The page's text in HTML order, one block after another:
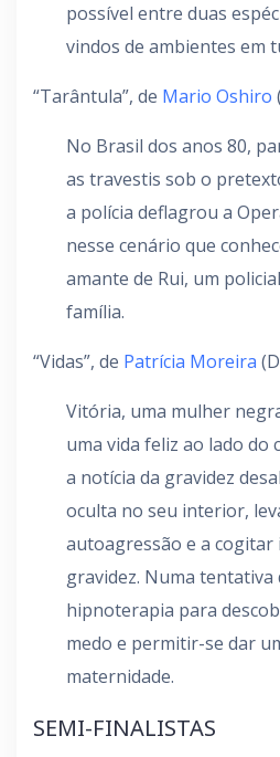
possível entre duas
vindos de ambientes em
“Tarântula”, de Mario Oshiro
No Brasil dos anos 80,
as travestis sob o
a polícia deflagrou a
nesse cenário que
amante de Rui, um
família.
“Vidas”, de Patrícia Moreira
Vitória, uma mulher
uma vida feliz ao lado do
a notícia da gravidez
oculta no seu interior,
autoagressão e a
gravidez. Numa tentativa
hipnoterapia para
medo e permitir-se dar
maternidade.
SEMI-FINALISTAS